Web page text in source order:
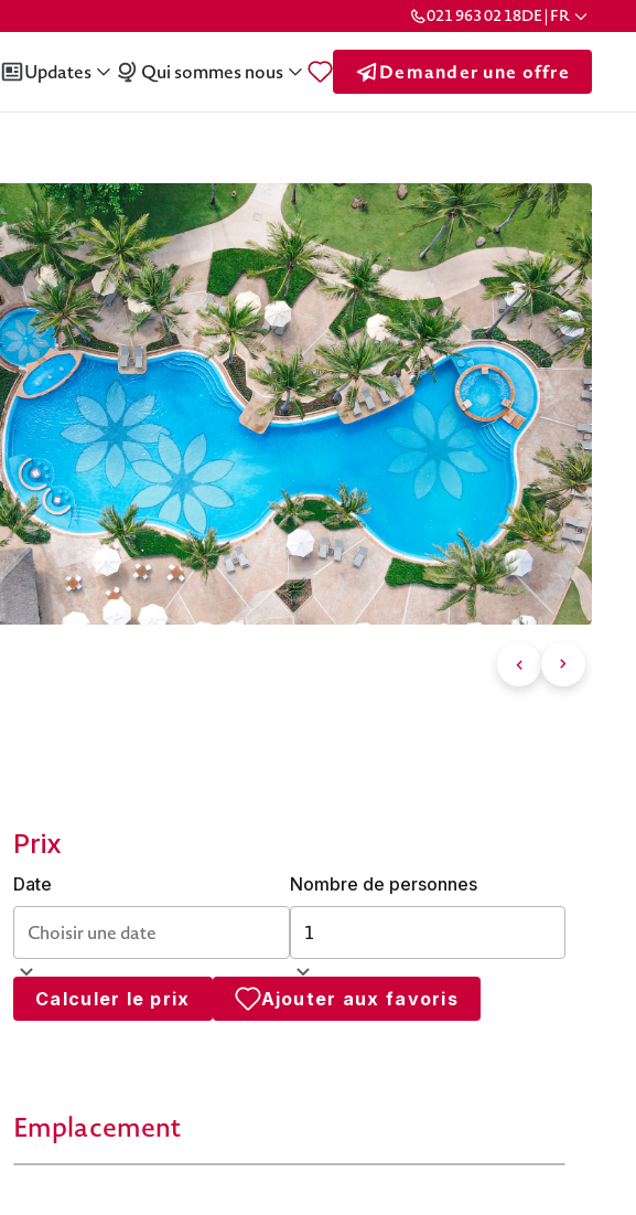
021 963 02 18DE | FR
Updates Qui sommes nous Demander une offre
Prix
Date Nombre de personnes
Calculer le prix Ajouter aux favoris
Emplacement